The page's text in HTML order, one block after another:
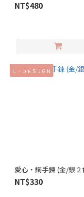
NT$480
Ｌ．ＤＥＳＩＧＮ
愛心‧鋼手鍊 (金/銀２
NT$330